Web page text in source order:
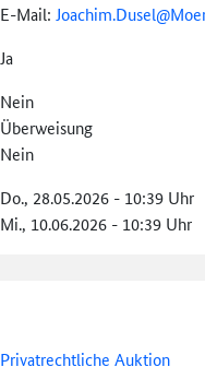
E-Mail: Joachim.Dusel@
Ja
Nein
Überweisung
Nein
Do., 28.05.2026 - 10:39 Uhr
Mi., 10.06.2026 - 10:39 Uhr
Privatrechtliche Auktion